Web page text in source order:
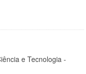
e Tecnologia -